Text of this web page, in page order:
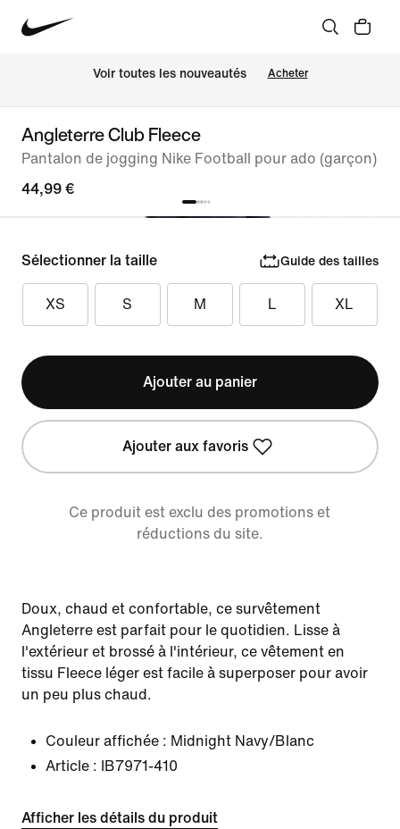
Voir toutes les nouveautés Acheter
Angleterre Club Fleece
Pantalon de jogging Nike Football pour ado (garçon)
44,99 €
Sélectionner la taille Guide des tailles
XS S M L XL
Ajouter au panier
Ajouter aux favoris
Ce produit est exclu des promotions et
réductions du site.
Doux, chaud et confortable, ce survêtement
Angleterre est parfait pour le quotidien. Lisse à
l'extérieur et brossé à l'intérieur, ce vêtement en
tissu Fleece léger est facile à superposer pour avoir
un peu plus chaud.
Couleur affichée : Midnight Navy/Blanc
Article :
IB7971-410
Afficher les détails du produit